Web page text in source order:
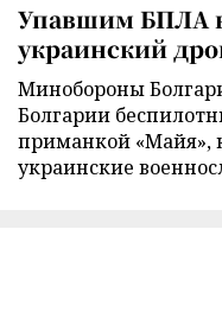
Упавшим БПЛА
украинский
Минобороны
Болгарии
приманкой «Майя»,
украинские